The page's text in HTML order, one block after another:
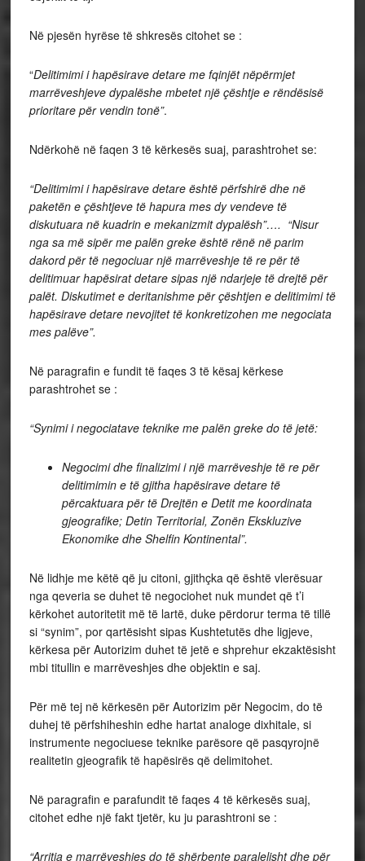
Në pjesën hyrëse të shkresës citohet se :
“Delitimimi i hapësirave detare me fqinjët nëpërmjet
marrëveshjeve dypalëshe mbetet një çështje e rëndësisë
prioritare për vendin tonë”.
Ndërkohë në faqen 3 të kërkesës suaj, parashtrohet se:
“Delitimimi i hapësirave detare është përfshirë dhe në
paketën e çështjeve të hapura mes dy vendeve të
diskutuara në kuadrin e mekanizmit dypalësh”…. “Nisur
nga sa më sipër me palën greke është rënë në parim
dakord për të negociuar një marrëveshje të re për të
delitimuar hapësirat detare sipas një ndarjeje të drejtë për
palët. Diskutimet e deritanishme për çështjen e delitimimi të
hapësirave detare nevojitet të konkretizohen me negociata
mes palëve”.
Në paragrafin e fundit të faqes 3 të kësaj kërkese
parashtrohet se :
“Synimi i negociatave teknike me palën greke do të jetë:
Negocimi dhe finalizimi i një marrëveshje të re për
delitimimin e të gjitha hapësirave detare të
përcaktuara për të Drejtën e Detit me koordinata
gjeografike; Detin Territorial, Zonën Ekskluzive
Ekonomike dhe Shelfin Kontinental”.
Në lidhje me këtë që ju citoni, gjithçka që është vlerësuar
nga qeveria se duhet të negociohet nuk mundet që t’i
kërkohet autoritetit më të lartë, duke përdorur terma të tillë
si “synim”, por qartësisht sipas Kushtetutës dhe ligjeve,
kërkesa për Autorizim duhet të jetë e shprehur ekzaktësisht
mbi titullin e marrëveshjes dhe objektin e saj.
Për më tej në kërkesën për Autorizim për Negocim, do të
duhej të përfshiheshin edhe hartat analoge dixhitale, si
instrumente negociuese teknike parësore që pasqyrojnë
realitetin gjeografik të hapësirës që delimitohet.
Në paragrafin e parafundit të faqes 4 të kërkesës suaj,
citohet edhe një fakt tjetër, ku ju parashtroni se :
“Arritja e marrëveshjes do të shërbente paralelisht dhe për